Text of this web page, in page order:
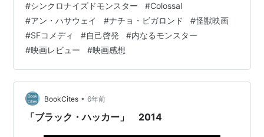
ニュースが世界を駆け巡ります。なんと、韓国のソウル
に突如として巨大な怪獣が現れたというのです。テレビ
に映し出された怪獣の衝撃的な映像を見ていたグロリア
は、ある異変に気づきます。それは、自身が地元の公園
で特定の時間に取る行動と、ソウルに出現した怪獣の動
きが、完全にシンクロしているという事実でした。自
分…
#シンクロナイズドモンスター #Colossal
#アン・ハサウェイ #ナチョ・ビガロンド #怪獣映画
#SFコメディ #自己啓発 #内なるモンスター
#映画レビュー #映画感想
BookCites • 6年前
「ブラック・ハッカー」 2014